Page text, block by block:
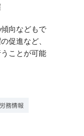
向などもで
促進など、
ことが可能